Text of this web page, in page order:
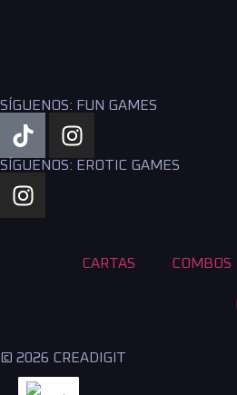
SÍGUENOS: FUN GAMES
SÍGUENOS: EROTIC GAMES
CARTAS COMBOS
© 2026 CREADIGIT